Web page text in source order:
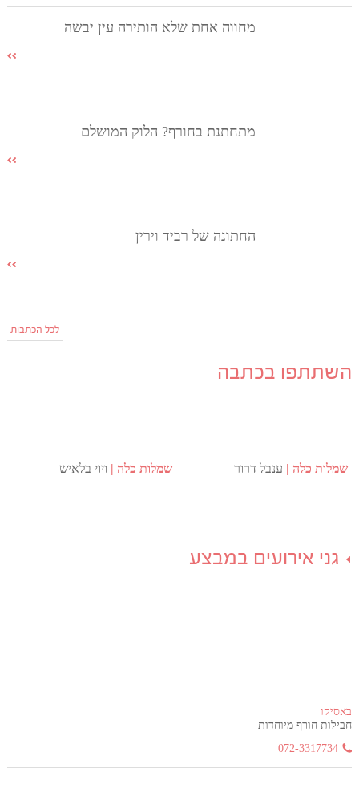
מחווה אחת שלא הותירה עין יבשה
מתחתנת בחורף? הלוק המושלם
החתונה של רביד וירין
לכל הכתבות
השתתפו בכתבה
שמלות כלה ענבל דרור שמלות כלה ויוי בלאיש
גני אירועים במבצע
באסיקו
חבילות חורף מיוחדות
072-3317734